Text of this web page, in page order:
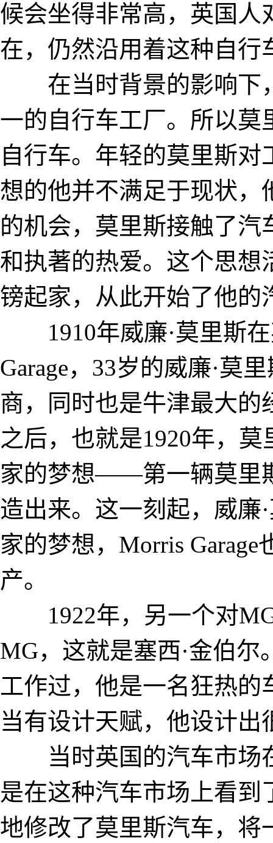
候会坐得非常高，英国人
在，仍然沿用着这种
在当时背景的影响下
一的自行车工厂。所以莫
自行车。年轻的莫里斯
想的他并不满足于现状，
的机会，莫里斯接触了
和执著的热爱。这个思想
镑起家，从此开始了他
1910年威廉·莫里斯在
Garage，33岁的威廉·莫
商，同时也是牛津最大的
之后，也就是1920年，
家的梦想——第一辆莫里
造出来。这一刻起，威廉
家的梦想，Morris
产。
1922年，另一个对MG
MG，这就是塞西·金伯
工作过，他是一名狂热
当有设计天赋，他设
当时英国的汽车市场
是在这种汽车市场上看
地修改了莫里斯汽车，将